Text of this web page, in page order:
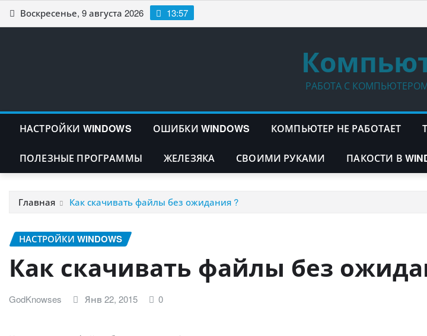
Перейти
к
Воскресенье, 9 августа 2026 13:57
РАБОТА С
НАСТРОЙКИ WINDOWS ОШИБКИ WINDOWS КОМПЬЮТЕР НЕ РАБОТАЕТ
ПОЛЕЗНЫЕ ПРОГРАММЫ ЖЕЛЕЗЯКА СВОИМИ РУКАМИ ПАКОСТИ В
Главная Как скачивать файлы без ожидания ?
НАСТРОЙКИ WINDOWS
Как скачивать файлы без
GodKnowses Янв 22, 2015 0